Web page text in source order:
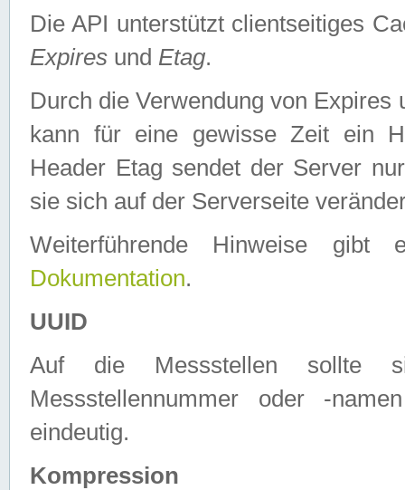
Die API unterstützt clientseitiges
Expires und Etag.
Durch die Verwendung von
kann für eine gewisse Zeit ein
Header Etag sendet der Server
sie sich auf der Serverseite
Weiterführende Hinweise
Dokumentation.
UUID
Auf die Messstellen sollte
Messstellennummer oder -
eindeutig.
Kompression